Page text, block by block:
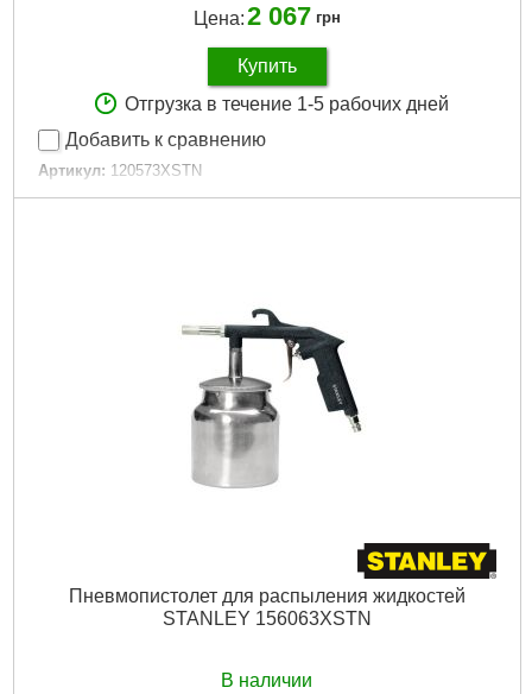
Цена:2 067 грн
Купить
Отгрузка в течение 1-5 рабочих дней
Добавить к сравнению
Артикул: 120573XSTN
Код товара: 27.26.73
Подробнее...
Пневмопистолет для распыления жидкостей
STANLEY 156063XSTN
В наличии